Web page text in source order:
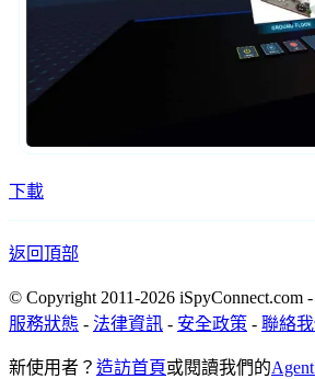
下載
返回頂部
© Copyright 2011-2026 iSpyConnect.com -
服務狀態 - 法律資訊 - 安全政策 - 聯絡
新使用者？ 造訪首頁或閱讀我們的